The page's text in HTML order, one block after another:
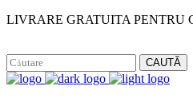
LIVRARE GRATUITA PENTRU
CAUTĂ